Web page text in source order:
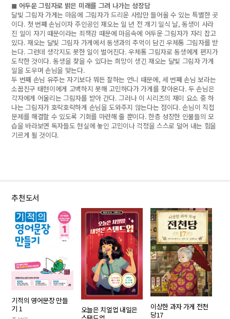
◼ 어두운 그림자로 밝은 미래를 그려 나가는 성장담
달빛 그림자 가게는 마음에 그림자가 드리운 사람만 들어올 수 있는 특별한 곳
이다. 첫 번째 손님이자 주인공인 재오는 일 년 전 개기 일식 날, 동생이 사라
진 일이 자기 때문이라는 죄책감 때문에 마음속에 어두운 그림자가 자리 잡고
있다. 재오는 달빛 그림자 가게에서 동생과의 추억이 담긴 우체통 그림자를 받
는다. 그런데 생각지도 못한 일이 벌어진다. 우체통 그림자로 동생에게 편지가
도착한 것이다. 동생을 찾을 수 있다는 희망이 생긴 재오는 달빛 그림자 가게
일을 도우며 손님을 맞는다.
두 번째 손님 유주는 자기보다 뭐든 잘하는 언니 때문에, 세 번째 손님 보라는
소꿉친구 태현이에게 고백하지 못해 고민하다가 가게를 찾아온다. 두 손님은
각자에게 어울리는 그림자를 받아 간다. 그러나 이 시리즈의 재미 요소 중 하
나는 그림자가 호락호락하게 손님을 도와주지 않는다는 점이다. 손님이 직접
문제를 해결할 수 있도록 기회를 마련해 줄 뿐이다. 한층 성장한 인물들의 모
습을 바라보면 독자들도 현실에 놓인 고민이나 걱정을 스스로 덜어 내는 힘을
기르게 될 것이다.
추천도서
기적의 영어문장 만들
기 1
오늘은 치얼업 내일은
이상한 과자 가게 전천
당17